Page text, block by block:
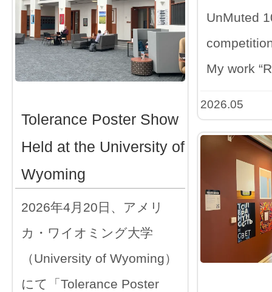
UnMuted
My work
2026.05
Tolerance Poster Show
Held at the University of
Wyoming
2026年4月20日、アメリ
カ・ワイオミング大学
（University of Wyoming）
にて「Tolerance Poster